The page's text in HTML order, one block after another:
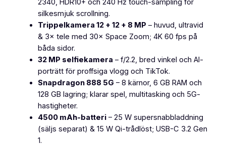
2340, HDR10+ och 240 Hz touch-sampling för
silkesmjuk scrollning.
Trippelkamera 12 + 12 + 8 MP – huvud, ultravid
& 3× tele med 30× Space Zoom; 4K 60 fps på
båda sidor.
32 MP selfiekamera – f/2.2, bred vinkel och AI-
porträtt för proffsiga vlogg och TikTok.
Snapdragon 888 5G – 8 kärnor, 6 GB RAM och
128 GB lagring; klarar spel, multitasking och 5G-
hastigheter.
4500 mAh-batteri– 25 W supersnabbladdning
(säljs separat) & 15 W Qi-trådlöst; USB-C 3.2 Gen
1.